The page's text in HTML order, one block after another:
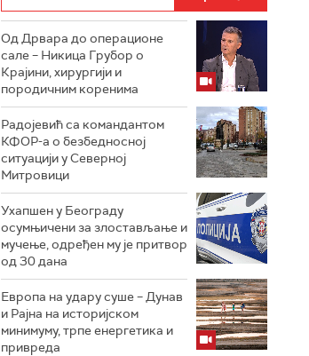
Од Дрвара до операционе
сале – Никица Грубор о
Крајини, хирургији и
породичним коренима
Радојевић са командантом
КФОР-а о безбедносној
ситуацији у Северној
Митровици
Ухапшен у Београду
осумњичени за злостављање и
мучење, одређен му је притвор
од 30 дана
Европа на удару суше – Дунав
и Рајна на историјском
минимуму, трпе енергетика и
привреда